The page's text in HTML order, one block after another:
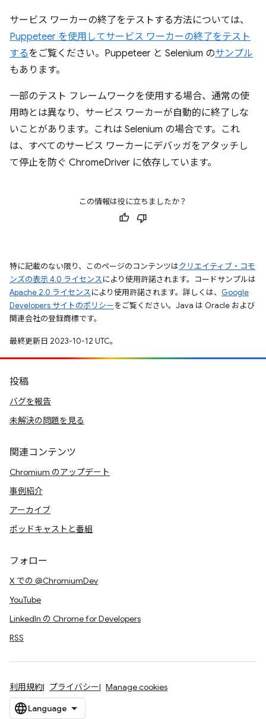
サービス ワーカーの終了をテストする方法については、
Puppeteer を使用してサービス ワーカーの終了をテスト
するをご覧ください。Puppeteer と Selenium のサンプル
もあります。
一部のテスト フレームワークを使用する場合、通常の使
用時とは異なり、サービス ワーカーが自動的に終了しな
いことがあります。これは Selenium の場合です。これ
は、すべてのサービス ワーカーにデバッガをアタッチし
て停止を防ぐ ChromeDriver に依存しています。
この情報は役に立ちましたか？
特に記載のない限り、このページのコンテンツはクリエイティブ・コモ
ンズの表示 4.0 ライセンスにより使用許諾されます。コードサンプルは
Apache 2.0 ライセンスにより使用許諾されます。詳しくは、 Google
Developers サイトのポリシーをご覧ください。Java は Oracle および
関連会社の登録商標です。
最終更新日 2023-10-12 UTC。
投稿
バグを報告
未解決の問題を見る
関連コンテンツ
Chromium のアップデート
事例紹介
アーカイブ
ポッドキャストと番組
フォロー
X での @ChromiumDev
YouTube
LinkedIn の Chrome for Developers
RSS
利用規約 プライバシー Manage cookies